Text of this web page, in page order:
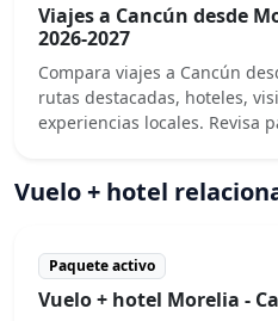
Viajes a Cancún desde
2026-2027
Compara viajes a Cancún
rutas destacadas, hoteles,
experiencias locales. Revisa
Vuelo + hotel
Paquete activo
Vuelo + hotel Morelia -